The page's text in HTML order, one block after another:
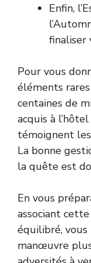
Enfin,
finaliser
Pour vous
éléments
centaines de
acquis à
témoignent
La bonne
la quête est
En vous
associant
équilibré, vous
manœuvre